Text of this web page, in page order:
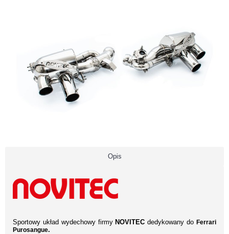
Opis
Sportowy układ wydechowy firmy NOVITECdedykowany doFerrari
Purosangue.